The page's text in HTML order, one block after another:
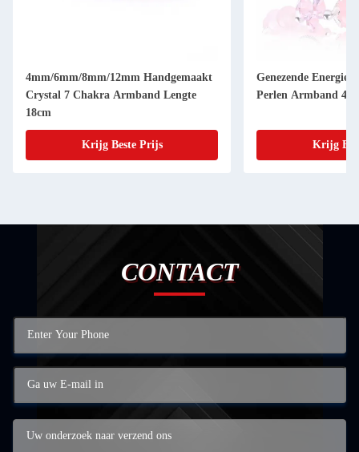
4mm/6mm/8mm/12mm Handgemaakt
Crystal 7 Chakra Armband Lengte
18cm
Krijg Beste Prijs
Genezende Energie
Perlen Armband 4/
Krijg
CONTACT